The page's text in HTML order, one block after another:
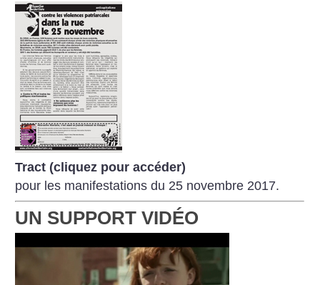
Tract (cliquez pour accéder)
pour les manifestations du 25 novembre 2017.
UN SUPPORT VIDÉO